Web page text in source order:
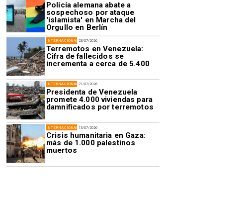
Policía alemana abate a
sospechoso por ataque
'islamista' en Marcha del
Orgullo en Berlín
23/07/2026
Terremotos en Venezuela:
Cifra de fallecidos se
incrementa a cerca de 5.400
INTERNACIONAL
21/07/2026
Presidenta de Venezuela
promete 4.000 viviendas para
damnificados por terremotos
INTERNACIONAL
13/07/2026
Crisis humanitaria en Gaza:
más de 1.000 palestinos
muertos
INTERNACIONAL